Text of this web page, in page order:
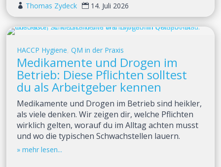
 Thomas Zydeck  14. Juli 2026
HACCP Hygiene,QM in der Praxis
Medikamente und Drogen im
Betrieb: Diese Pflichten solltest
du als Arbeitgeber kennen
Medikamente und Drogen im Betrieb sind heikler,
als viele denken. Wir zeigen dir, welche Pflichten
wirklich gelten, worauf du im Alltag achten musst
und wo die typischen Schwachstellen lauern.